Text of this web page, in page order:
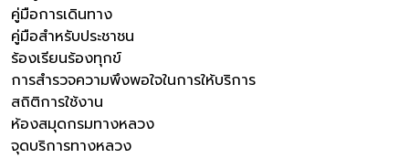
คู่มือการเดินทาง
คู่มือสำหรับประชาชน
ร้องเรียนร้องทุกข์
การสำรวจความพึงพอใจในการให้บริการ
สถิติการใช้งาน
ห้องสมุดกรมทางหลวง
จุดบริการทางหลวง